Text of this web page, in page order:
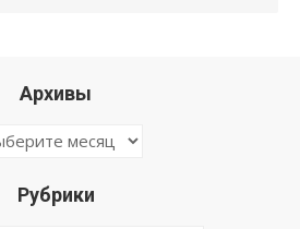
Архивы
Рубрики